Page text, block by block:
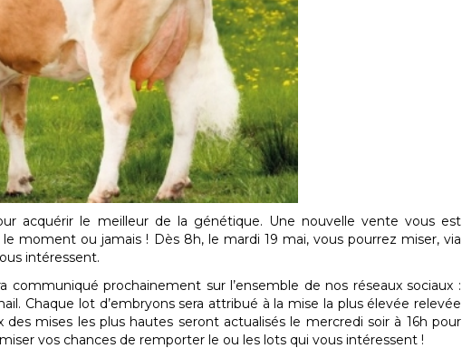
acquérir le meilleur de la génétique. Une nouvelle vente vous est
moment ou jamais ! Dès 8h, le mardi 19 mai, vous pourrez miser, via
intéressent.
communiqué prochainement sur l’ensemble de nos réseaux sociaux :
Chaque lot d’embryons sera attribué à la mise la plus élevée relevée
mises les plus hautes seront actualisés le mercredi soir à 16h pour
vos chances de remporter le ou les lots qui vous intéressent !